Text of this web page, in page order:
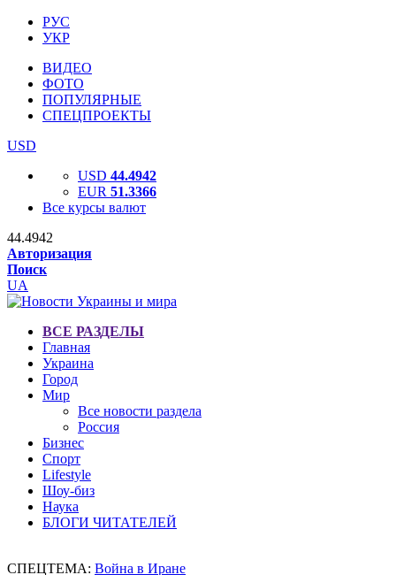
РУС
УКР
ВИДЕО
ФОТО
ПОПУЛЯРНЫЕ
СПЕЦПРОЕКТЫ
USD
USD 44.4942
EUR 51.3366
Все курсы валют
44.4942
Авторизация
Поиск
UA
ВСЕ РАЗДЕЛЫ
Главная
Украина
Город
Мир
Все новости раздела
Россия
Бизнес
Спорт
Lifestyle
Шоу-биз
Наука
БЛОГИ ЧИТАТЕЛЕЙ
СПЕЦТЕМА: Война в Иране